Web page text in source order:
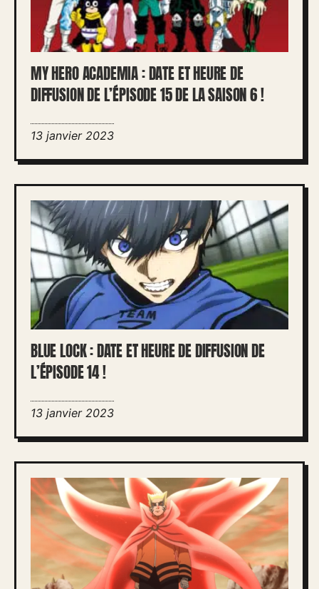
MY HERO ACADEMIA : DATE ET HEURE DE
DIFFUSION DE L’ÉPISODE 15 DE LA SAISON 6 !
13 janvier 2023
BLUE LOCK : DATE ET HEURE DE DIFFUSION DE
L’ÉPISODE 14 !
13 janvier 2023